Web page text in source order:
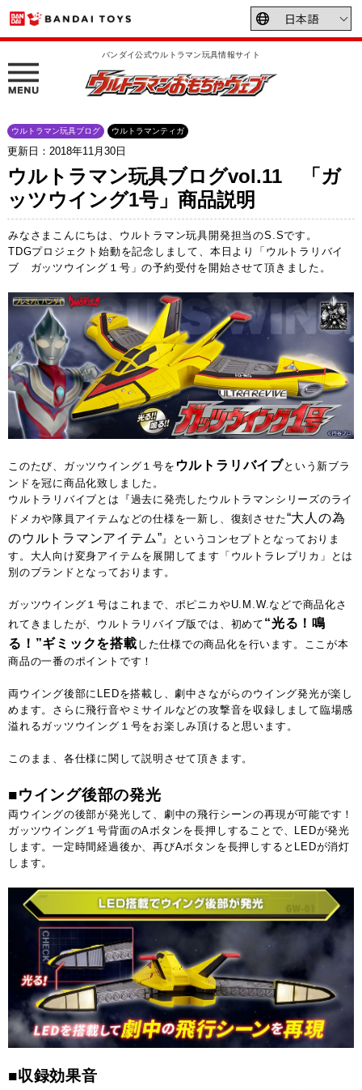
バンダイ公式ウルトラマン玩具情報サイト
更新日：2018年11月30日
ウルトラマン玩具ブログ ウルトラマンティガ
ウルトラマン玩具ブログvol.11 「ガ
ッツウイング1号」商品説明
みなさまこんにちは、ウルトラマン玩具開発担当のS.Sです。
TDGプロジェクト始動を記念しまして、本日より「ウルトラリバイ
ブ ガッツウイング１号」の予約受付を開始させて頂きました。
このたび、ガッツウイング１号を ウルトラリバイブという新ブラ
ンドを冠に商品化致しました。
ウルトラリバイブとは『過去に発売したウルトラマンシリーズのライ
ドメカや隊員アイテムなどの仕様を一新し、復刻させた“大人の為
のウルトラマンアイテム”』というコンセプトとなっておりま
す。大人向け変身アイテムを展開してます「ウルトラレプリカ」とは
別のブランドとなっております。
ガッツウイング１号はこれまで、ポピニカやU.M.W.などで商品化さ
れてきましたが、ウルトラリバイブ版では、初めて “光る！鳴
る！”ギミックを搭載 した仕様での商品化を行います。ここが本
商品の一番のポイントです！
両ウイング後部にLEDを搭載し、劇中さながらのウイング発光が楽し
めます。さらに飛行音やミサイルなどの攻撃音を収録しまして臨場感
溢れるガッツウイング１号をお楽しみ頂けると思います。
このまま、各仕様に関して説明させて頂きます。
■ウイング後部の発光
両ウイングの後部が発光して、劇中の飛行シーンの再現が可能です！
ガッツウイング１号背面のAボタンを長押しすることで、LEDが発光
します。一定時間経過後か、再びAボタンを長押しするとLEDが消灯
します。
■収録効果音